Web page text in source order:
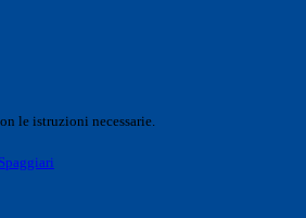
le istruzioni necessarie.